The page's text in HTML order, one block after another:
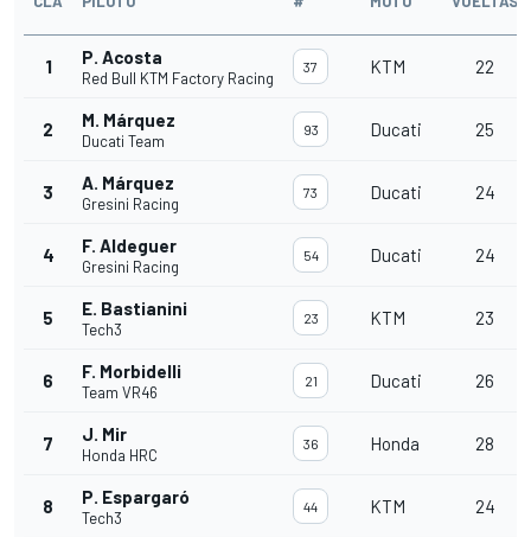
1 P. Acosta
Red Bull KTM Factory Racing
37 KTM 22
2 M. Márquez
Ducati Team
93 Ducati 25
3 A. Márquez
Gresini Racing
73 Ducati 24
4 F. Aldeguer
Gresini Racing
54 Ducati 24
5 E. Bastianini
Tech3
23 KTM 23
6 F. Morbidelli
Team VR46
21 Ducati 26
7 J. Mir
Honda HRC
36 Honda 28
8 P. Espargaró
Tech3
44 KTM 24